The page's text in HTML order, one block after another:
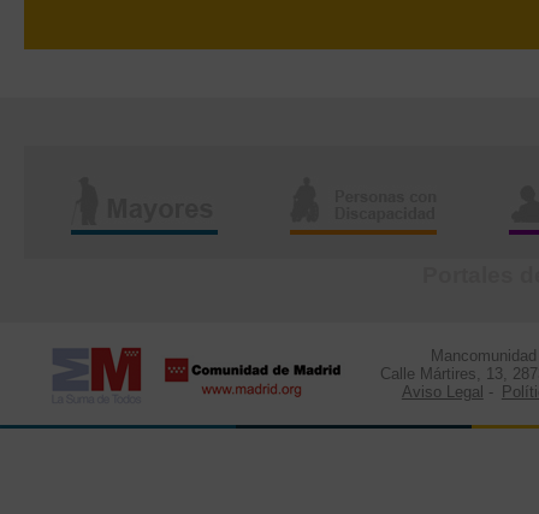
Calle Mártires, 13,
Aviso Legal -